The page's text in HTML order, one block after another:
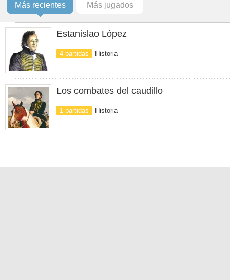
Más recientes Más jugados
Estanislao López
4 partidas Historia
Los combates del caudillo
1 partidas Historia